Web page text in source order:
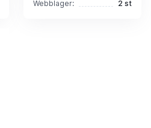
Webblager:
2 st